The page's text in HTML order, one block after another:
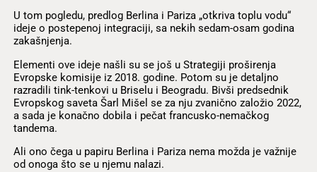
U tom pogledu, predlog Berlina i Pariza „otkriva toplu vodu“
ideje o postepenoj integraciji, sa nekih sedam-osam godina
zakašnjenja.
Elementi ove ideje našli su se još u Strategiji proširenja
Evropske komisije iz 2018. godine. Potom su je detaljno
razradili tink-tenkovi u Briselu i Beogradu. Bivši predsednik
Evropskog saveta Šarl Mišel se za nju zvanično založio 2022,
a sada je konačno dobila i pečat francusko-nemačkog
tandema.
Ali ono čega u papiru Berlina i Pariza nema možda je važnije
od onoga što se u njemu nalazi.